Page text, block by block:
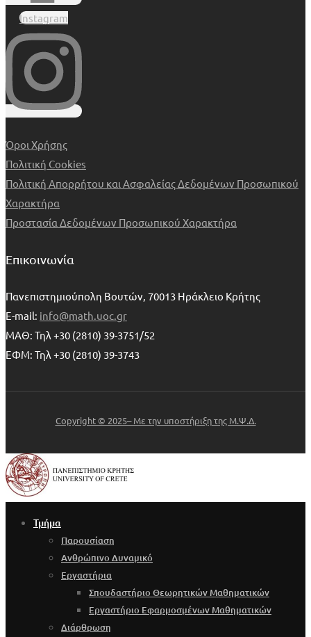
Instagram
Όροι Χρήσης
Πολιτική Cookies
Πολιτική Απορρήτου και Ασφαλείας Δεδομένων Προσωπικού
Χαρακτήρα
Προστασία Δεδομένων Προσωπικού Χαρακτήρα
Επικοινωνία
Πανεπιστημιούπολη Βουτών, 70013 Ηράκλειο Κρήτης
E-mail: info@math.uoc.gr
ΜΑΘ: Τηλ +30 (2810) 39-3751/52
ΕΦΜ: Τηλ +30 (2810) 39-3743
Copyright © 2025– Με την υποστήριξη της Μ.Ψ.Δ.
Τμήμα
Παρουσίαση
Ανθρώπινο Δυναμικό
Εργαστήρια
Σπουδαστήριο Θεωρητικών Μαθηματικών
Εργαστήριο Εφαρμοσμένων Μαθηματικών
Διάρθρωση